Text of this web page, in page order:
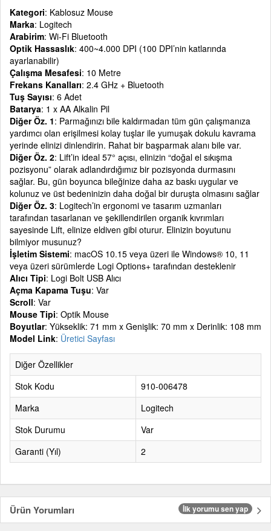
Kategori: Kablosuz Mouse
Marka: Logitech
Arabirim: Wi-Fi Bluetooth
Optik Hassaslık: 400~4.000 DPI (100 DPI’nin katlarında
ayarlanabilir)
Çalışma Mesafesi: 10 Metre
Frekans Kanalları: 2.4 GHz + Bluetooth
Tuş Sayısı: 6 Adet
Batarya: 1 x AA Alkalin Pil
Diğer Öz. 1: Parmağınızı bile kaldırmadan tüm gün çalışmanıza
yardımcı olan erişilmesi kolay tuşlar ile yumuşak dokulu kavrama
yerinde elinizi dinlendirin. Rahat bir başparmak alanı bile var.
Diğer Öz. 2: Lift’in ideal 57° açısı, elinizin “doğal el sıkışma
pozisyonu” olarak adlandırdığımız bir pozisyonda durmasını
sağlar. Bu, gün boyunca bileğinize daha az baskı uygular ve
kolunuz ve üst bedeninizin daha doğal bir duruşta olmasını sağlar
Diğer Öz. 3: Logitech’in ergonomi ve tasarım uzmanları
tarafından tasarlanan ve şekillendirilen organik kıvrımları
sayesinde Lift, elinize eldiven gibi oturur. Elinizin boyutunu
bilmiyor musunuz?
İşletim Sistemi: macOS 10.15 veya üzeri ile Windows® 10, 11
veya üzeri sürümlerde Logi Options+ tarafından desteklenir
Alıcı Tipi: Logi Bolt USB Alıcı
Açma Kapama Tuşu: Var
Scroll: Var
Mouse Tipi: Optik Mouse
Boyutlar: Yükseklik: 71 mm x Genişlik: 70 mm x Derinlik: 108 mm
Model Link: Üretici Sayfası
Diğer Özellikler
Stok Kodu
910-006478
Marka
Logitech
Stok Durumu
Var
Garanti (Yıl)
2
Ürün Yorumları İlk yorumu sen yap